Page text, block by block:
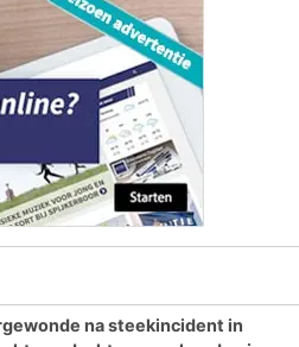
na steekincident in